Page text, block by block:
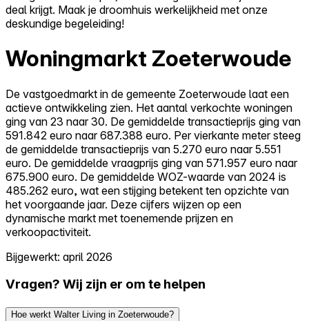
deal krijgt. Maak je droomhuis werkelijkheid met onze
deskundige begeleiding!
Woningmarkt Zoeterwoude
De vastgoedmarkt in de gemeente Zoeterwoude laat een
actieve ontwikkeling zien. Het aantal verkochte woningen
ging van 23 naar 30. De gemiddelde transactieprijs ging van
591.842 euro naar 687.388 euro. Per vierkante meter steeg
de gemiddelde transactieprijs van 5.270 euro naar 5.551
euro. De gemiddelde vraagprijs ging van 571.957 euro naar
675.900 euro. De gemiddelde WOZ-waarde van 2024 is
485.262 euro, wat een stijging betekent ten opzichte van
het voorgaande jaar. Deze cijfers wijzen op een
dynamische markt met toenemende prijzen en
verkoopactiviteit.
Bijgewerkt: april 2026
Vragen? Wij zijn er om te helpen
Hoe werkt Walter Living in Zoeterwoude?